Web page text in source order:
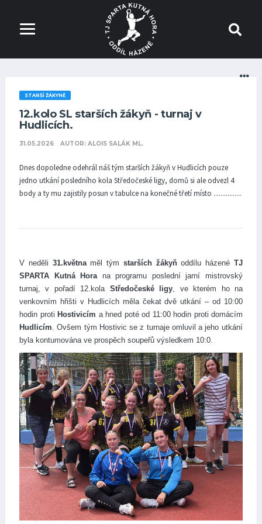
STARŠÍ ŽÁKYNĚ
12.kolo SL starších žákyň - turnaj v
Hudlicích.
31.05.2026 AUTOR: ALOIS SALÁK ML.
Dnes dopoledne odehrál náš tým starších žákyň v Hudlicích pouze
jedno utkání posledního kola Středočeské ligy, domů si ale odvezl 4
body a ty mu zajistily posun v tabulce na konečné třetí místo ................
V neděli 31.květnaměl tým starších žákyňoddílu házenéTJ
SPARTA Kutná Hora na programu poslední jarní mistrovský
turnaj, v pořadí 12.kola Středočeské ligy , ve kterém ho na
venkovním hřišti v Hudlicích měla čekat dvě utkání – od 10:00
hodin proti Hostivicím a hned poté od 11:00 hodin proti domácím
Hudlicím . Ovšem tým Hostivic se z turnaje omluvil a jeho utkání
byla kontumována ve prospěch soupeřů výsledkem 10:0.